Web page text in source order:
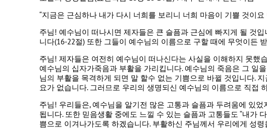
“지금은 근심하나 내가 다시 너희를 보리니 너희 마음이 기쁠 것이
주님! 예수님이 떠나시면 제자들은 큰 슬픔과 근심에 빠지게 될 것
니다(16-22절) 또한 그들이 예수님의 이름으로 구할 때에 무엇이든
주님! 제자들은 여전히 예수님이 떠나신다는 사실을 이해하지 못했
예수님의 십자가죽음과 부활을 가리킵니다. 예수님의 죽음은 그 일
님의 부활을 목격하게 되면 말 할수 없는 기쁨으로 바뀔 것입니다.
요가 없습니다. 그러므로 우리의 생명되신 예수님의 이름으로 직접
주님! 우리들은, 예수님을 알기전 많은 고통과 슬픔과 두려움에 있
됩니다. 또한 믿음생활 중에도 느낄 수 있는 슬픔과 고통들도 “내가
쁨으로 이겨나가도록 하겠습니다. 부활하신 주님께서 우리에게 성